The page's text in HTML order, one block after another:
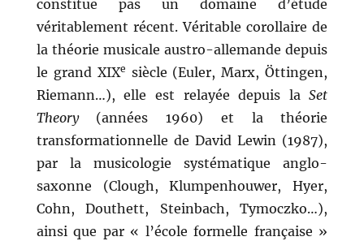
constitue pas un domaine d’étude
véritablement récent. Véritable corollaire de
la théorie musicale austro-allemande depuis
le grand XIXe siècle (Euler, Marx, Öttingen,
Riemann…), elle est relayée depuis laSet
Theory(années 1960) et la théorie
transformationnelle de David Lewin (1987),
par la musicologie systématique anglo-
saxonne (Clough, Klumpenhouwer, Hyer,
Cohn, Douthett, Steinbach, Tymoczko…),
ainsi que par « l’école formelle française »